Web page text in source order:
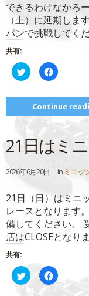
で
開
き
ま
す)
(新
し
い
ウ
ィ
ン
で
開
き
できるわけなか
（土）に延期し
パンで挑戦してく
共有:
ク
リ
し
て
Twitter
で
共
(新
し
い
ィ
ン
で
開
き
ま
す)
Facebook
で
す
る
に
は
ッ
ク
し
く
だ
(新
し
い
ウ
ィ
ン
ド
き
ま
す)
Continue
21日はミ
2026年6月20日 In ミニッ
21日（日）はミニ
レースとなります
備してください。
店はCLOSEとなり
共有:
ク
リ
ッ
Facebook
で